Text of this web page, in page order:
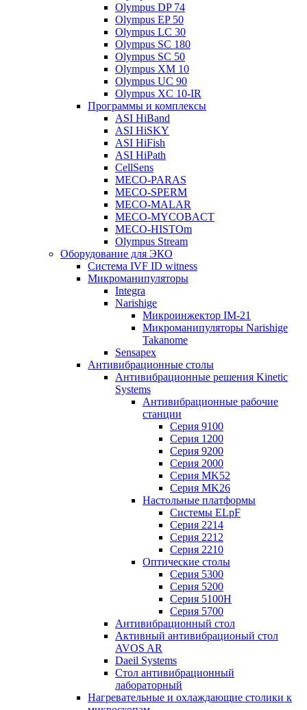
Olympus DP 74
Olympus EP 50
Olympus LC 30
Olympus SC 180
Olympus SC 50
Olympus XM 10
Olympus UC 90
Olympus XC 10-IR
Программы и комплексы
ASI HiBand
ASI HiSKY
ASI HiFish
ASI HiPath
CellSens
MECO-PARAS
MECO-SPERM
MECO-MALAR
MECO-MYCOBACT
MECO-HISTOm
Olympus Stream
Оборудование для ЭКО
Система IVF ID witness
Микроманипуляторы
Integra
Narishige
Микроинжектор IM-21
Микроманипуляторы Narishige
Takanome
Sensapex
Антивибрационные столы
Антивибрационные решения Kinetic
Systems
Антивибрационные рабочие
станции
Серия 9100
Серия 1200
Серия 9200
Серия 2000
Серия MK52
Серия MK26
Настольные платформы
Системы ELpF
Серия 2214
Серия 2212
Серия 2210
Оптические столы
Серия 5300
Серия 5200
Серия 5100H
Серия 5700
Антивибрационный стол
Активный антивибрационый стол
AVOS AR
Daeil Systems
Стол антивибрационный
лабораторный
Нагревательные и охлаждающие столики к